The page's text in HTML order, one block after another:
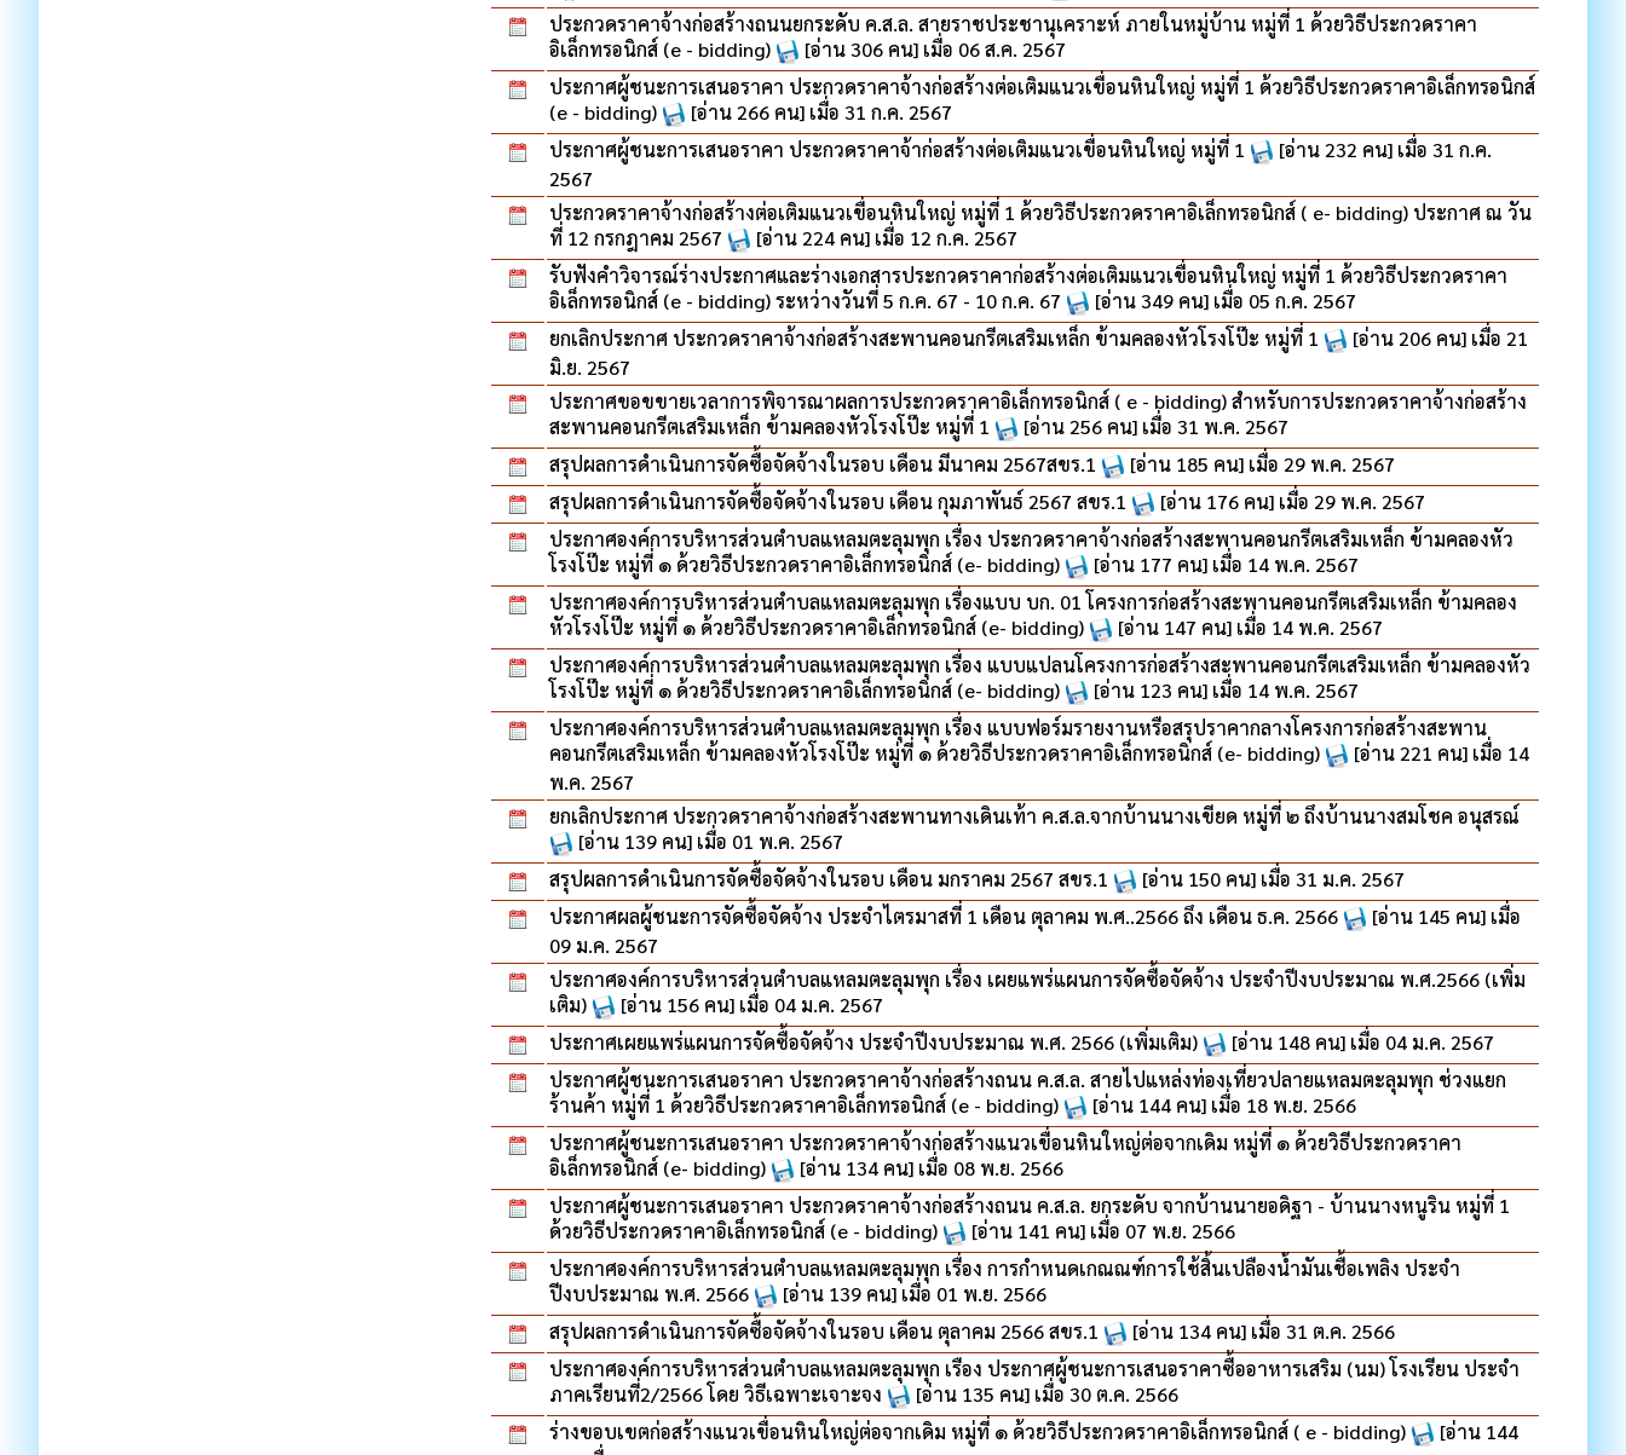
ประกวดราคาจ้างก่อสร้างถนนยกระดับ ค.ส.ล. สายราชประชานุเคราะห์ ภายในหมู่บ้าน หมู่ที่ 1 ด้วยวิธีประกวดราคา
อิเล็กทรอนิกส์ (e - bidding)
[อ่าน 306 คน] เมื่อ 06 ส.ค. 2567
ประกาศผู้ชนะการเสนอราคา ประกวดราคาจ้างก่อสร้างต่อเติมแนวเขื่อนหินใหญ่ หมู่ที่ 1 ด้วยวิธีประกวดราคาอิเล็กทรอนิกส์
(e - bidding)
[อ่าน 266 คน] เมื่อ 31 ก.ค. 2567
ประกาศผู้ชนะการเสนอราคา ประกวดราคาจ้าก่อสร้างต่อเติมแนวเขื่อนหินใหญ่ หมู่ที่ 1
[อ่าน 232 คน] เมื่อ 31 ก.ค.
2567
ประกวดราคาจ้างก่อสร้างต่อเติมแนวเขื่อนหินใหญ่ หมู่ที่ 1 ด้วยวิธีประกวดราคาอิเล็กทรอนิกส์ ( e- bidding) ประกาศ ณ วัน
ที่ 12 กรกฎาคม 2567
[อ่าน 224 คน] เมื่อ 12 ก.ค. 2567
รับฟังคำวิจารณ์ร่างประกาศและร่างเอกสารประกวดราคาก่อสร้างต่อเติมแนวเขื่อนหินใหญ่ หมู่ที่ 1 ด้วยวิธีประกวดราคา
อิเล็กทรอนิกส์ (e - bidding) ระหว่างวันที่ 5 ก.ค. 67 - 10 ก.ค. 67
[อ่าน 349 คน] เมื่อ 05 ก.ค. 2567
ยกเลิกประกาศ ประกวดราคาจ้างก่อสร้างสะพานคอนกรีตเสริมเหล็ก ข้ามคลองหัวโรงโป๊ะ หมู่ที่ 1
[อ่าน 206 คน] เมื่อ 21
มิ.ย. 2567
ประกาศขอขขายเวลาการพิจารณาผลการประกวดราคาอิเล็กทรอนิกส์ ( e - bidding) สำหรับการประกวดราคาจ้างก่อสร้าง
สะพานคอนกรีตเสริมเหล็ก ข้ามคลองหัวโรงโป๊ะ หมู่ที่ 1
[อ่าน 256 คน] เมื่อ 31 พ.ค. 2567
สรุปผลการดำเนินการจัดซื้อจัดจ้างในรอบ เดือน มีนาคม 2567สขร.1
[อ่าน 185 คน] เมื่อ 29 พ.ค. 2567
สรุปผลการดำเนินการจัดซื้อจัดจ้างในรอบ เดือน กุมภาพันธ์ 2567 สขร.1
[อ่าน 176 คน] เมื่อ 29 พ.ค. 2567
ประกาศองค์การบริหารส่วนตำบลแหลมตะลุมพุก เรื่อง ประกวดราคาจ้างก่อสร้างสะพานคอนกรีตเสริมเหล็ก ข้ามคลองหัว
โรงโป๊ะ หมู่ที่ ๑ ด้วยวิธีประกวดราคาอิเล็กทรอนิกส์ (e- bidding)
[อ่าน 177 คน] เมื่อ 14 พ.ค. 2567
ประกาศองค์การบริหารส่วนตำบลแหลมตะลุมพุก เรื่องแบบ บก. 01 โครงการก่อสร้างสะพานคอนกรีตเสริมเหล็ก ข้ามคลอง
หัวโรงโป๊ะ หมู่ที่ ๑ ด้วยวิธีประกวดราคาอิเล็กทรอนิกส์ (e- bidding)
[อ่าน 147 คน] เมื่อ 14 พ.ค. 2567
ประกาศองค์การบริหารส่วนตำบลแหลมตะลุมพุก เรื่อง แบบแปลนโครงการก่อสร้างสะพานคอนกรีตเสริมเหล็ก ข้ามคลองหัว
โรงโป๊ะ หมู่ที่ ๑ ด้วยวิธีประกวดราคาอิเล็กทรอนิกส์ (e- bidding)
[อ่าน 123 คน] เมื่อ 14 พ.ค. 2567
ประกาศองค์การบริหารส่วนตำบลแหลมตะลุมพุก เรื่อง แบบฟอร์มรายงานหรือสรุปราคากลางโครงการก่อสร้างสะพาน
คอนกรีตเสริมเหล็ก ข้ามคลองหัวโรงโป๊ะ หมู่ที่ ๑ ด้วยวิธีประกวดราคาอิเล็กทรอนิกส์ (e- bidding)
[อ่าน 221 คน] เมื่อ 14
พ.ค. 2567
ยกเลิกประกาศ ประกวดราคาจ้างก่อสร้างสะพานทางเดินเท้า ค.ส.ล.จากบ้านนางเขียด หมู่ที่ ๒ ถึงบ้านนางสมโชค อนุสรณ์
[อ่าน 139 คน] เมื่อ 01 พ.ค. 2567
สรุปผลการดำเนินการจัดซื้อจัดจ้างในรอบ เดือน มกราคม 2567 สขร.1
[อ่าน 150 คน] เมื่อ 31 ม.ค. 2567
ประกาศผลผู้ชนะการจัดซื้อจัดจ้าง ประจำไตรมาสที่ 1 เดือน ตุลาคม พ.ศ..2566 ถึง เดือน ธ.ค. 2566
[อ่าน 145 คน] เมื่อ
09 ม.ค. 2567
ประกาศองค์การบริหารส่วนตำบลแหลมตะลุมพุก เรื่อง เผยแพร่แผนการจัดซื้อจัดจ้าง ประจำปีงบประมาณ พ.ศ.2566 (เพิ่ม
เติม)
[อ่าน 156 คน] เมื่อ 04 ม.ค. 2567
ประกาศเผยแพร่แผนการจัดซื้อจัดจ้าง ประจำปีงบประมาณ พ.ศ. 2566 (เพิ่มเติม)
[อ่าน 148 คน] เมื่อ 04 ม.ค. 2567
ประกาศผู้ชนะการเสนอราคา ประกวดราคาจ้างก่อสร้างถนน ค.ส.ล. สายไปแหล่งท่องเที่ยวปลายแหลมตะลุมพุก ช่วงแยก
ร้านค้า หมู่ที่ 1 ด้วยวิธีประกวดราคาอิเล็กทรอนิกส์ (e - bidding)
[อ่าน 144 คน] เมื่อ 18 พ.ย. 2566
ประกาศผู้ชนะการเสนอราคา ประกวดราคาจ้างก่อสร้างแนวเขื่อนหินใหญ่ต่อจากเดิม หมู่ที่ ๑ ด้วยวิธีประกวดราคา
อิเล็กทรอนิกส์ (e- bidding)
[อ่าน 134 คน] เมื่อ 08 พ.ย. 2566
ประกาศผู้ชนะการเสนอราคา ประกวดราคาจ้างก่อสร้างถนน ค.ส.ล. ยกระดับ จากบ้านนายอดิฐา - บ้านนางหนูริน หมู่ที่ 1
ด้วยวิธีประกวดราคาอิเล็กทรอนิกส์ (e - bidding)
[อ่าน 141 คน] เมื่อ 07 พ.ย. 2566
ประกาศองค์การบริหารส่วนตำบลแหลมตะลุมพุก เรื่อง การกำหนดเกณณฑ์การใช้สิ้นเปลืองน้ำมันเชื้อเพลิง ประจำ
ปีงบประมาณ พ.ศ. 2566
[อ่าน 139 คน] เมื่อ 01 พ.ย. 2566
สรุปผลการดำเนินการจัดซื้อจัดจ้างในรอบ เดือน ตุลาคม 2566 สขร.1
[อ่าน 134 คน] เมื่อ 31 ต.ค. 2566
ประกาศองค์การบริหารส่วนตำบลแหลมตะลุมพุก เรือง ประกาศผู้ชนะการเสนอราคาซื้ออาหารเสริม (นม) โรงเรียน ประจำ
ภาคเรียนที่2/2566 โดย วิธีเฉพาะเจาะจง
[อ่าน 135 คน] เมื่อ 30 ต.ค. 2566
ร่างขอบเขตก่อสร้างแนวเขื่อนหินใหญ่ต่อจากเดิม หมู่ที่ ๑ ด้วยวิธีประกวดราคาอิเล็กทรอนิกส์ ( e - bidding)
[อ่าน 144